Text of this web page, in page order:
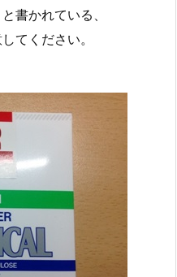
書かれている、
てください。